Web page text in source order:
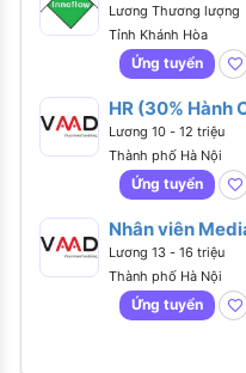
Lương Thương lượng
Tỉnh Khánh Hòa
Ứng tuyển
HR (30% Hành
Lương 10 - 12 triệu
Thành phố Hà Nội
Ứng tuyển
Nhân viên
Lương 13 - 16 triệu
Thành phố Hà Nội
Ứng tuyển